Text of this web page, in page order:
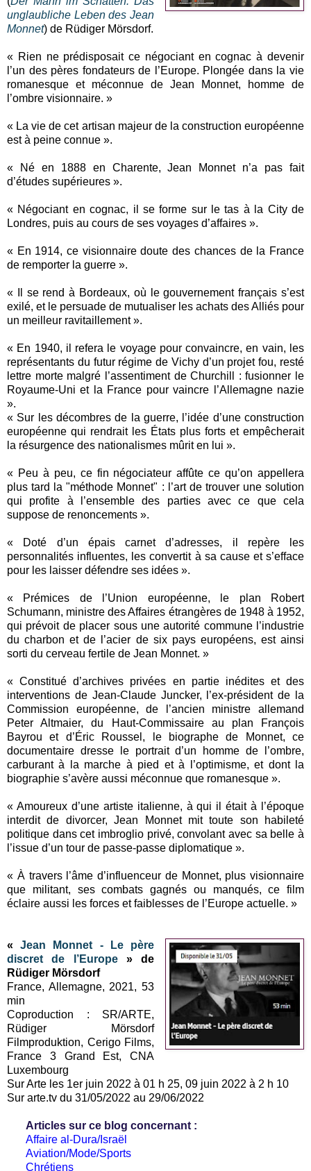
unglaubliche Leben des Jean
Monnet) de Rüdiger Mörsdorf.
« Rien ne prédisposait ce négociant en cognac à devenir
l’un des pères fondateurs de l’Europe. Plongée dans la vie
romanesque et méconnue de Jean Monnet, homme de
l’ombre visionnaire. »
« La vie de cet artisan majeur de la construction européenne
est à peine connue ».
« Né en 1888 en Charente, Jean Monnet n’a pas fait
d’études supérieures ».
« Négociant en cognac, il se forme sur le tas à la City de
Londres, puis au cours de ses voyages d’affaires ».
« En 1914, ce visionnaire doute des chances de la France
de remporter la guerre ».
« Il se rend à Bordeaux, où le gouvernement français s’est
exilé, et le persuade de mutualiser les achats des Alliés pour
un meilleur ravitaillement ».
« En 1940, il refera le voyage pour convaincre, en vain, les
représentants du futur régime de Vichy d’un projet fou, resté
lettre morte malgré l’assentiment de Churchill : fusionner le
Royaume-Uni et la France pour vaincre l’Allemagne nazie
».
« Sur les décombres de la guerre, l’idée d’une construction
européenne qui rendrait les États plus forts et empêcherait
la résurgence des nationalismes mûrit en lui ».
« Peu à peu, ce fin négociateur affûte ce qu’on appellera
plus tard la "méthode Monnet" : l’art de trouver une solution
qui profite à l’ensemble des parties avec ce que cela
suppose de renoncements ».
« Doté d’un épais carnet d’adresses, il repère les
personnalités influentes, les convertit à sa cause et s’efface
pour les laisser défendre ses idées ».
« Prémices de l’Union européenne, le plan Robert
Schumann, ministre des Affaires étrangères de 1948 à 1952,
qui prévoit de placer sous une autorité commune l’industrie
du charbon et de l’acier de six pays européens, est ainsi
sorti du cerveau fertile de Jean Monnet. »
« Constitué d’archives privées en partie inédites et des
interventions de Jean-Claude Juncker, l’ex-président de la
Commission européenne, de l’ancien ministre allemand
Peter Altmaier, du Haut-Commissaire au plan François
Bayrou et d’Éric Roussel, le biographe de Monnet, ce
documentaire dresse le portrait d’un homme de l’ombre,
carburant à la marche à pied et à l’optimisme, et dont la
biographie s’avère aussi méconnue que romanesque ».
« Amoureux d’une artiste italienne, à qui il était à l’époque
interdit de divorcer, Jean Monnet mit toute son habileté
politique dans cet imbroglio privé, convolant avec sa belle à
l’issue d’un tour de passe-passe diplomatique ».
« À travers l’âme d’influenceur de Monnet, plus visionnaire
que militant, ses combats gagnés ou manqués, ce film
éclaire aussi les forces et faiblesses de l’Europe actuelle. »
«Jean Monnet - Le père
discret de l’Europe» de
Rüdiger Mörsdorf
France, Allemagne, 2021, 53
min
Coproduction : SR/ARTE,
Rüdiger Mörsdorf
Filmproduktion, Cerigo Films,
France 3 Grand Est, CNA
Luxembourg
Sur Arte les 1er juin 2022 à 01 h 25, 09 juin 2022 à 2 h 10
Sur arte.tv du 31/05/2022 au 29/06/2022
Articles sur ce blog concernant :
Affaire al-Dura/Israël
Aviation/Mode/Sports
Chrétiens